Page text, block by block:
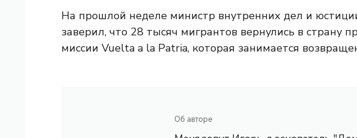
На прошлой неделе министр внутренних дел и
заверил, что 28 тысяч мигрантов вернулись в страну
миссии Vuelta a la Patria, которая занимается
Об авторе